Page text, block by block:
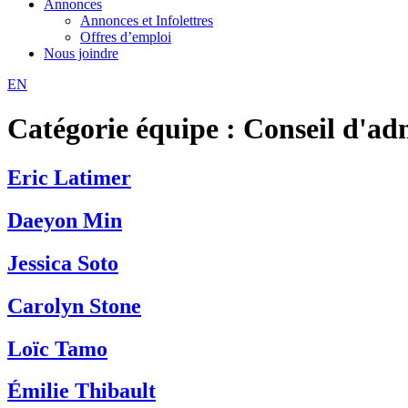
Annonces
Annonces et Infolettres
Offres d’emploi
Nous joindre
EN
Catégorie équipe : Conseil
Eric Latimer
Daeyon Min
Jessica Soto
Carolyn Stone
Loïc Tamo
Émilie Thibault